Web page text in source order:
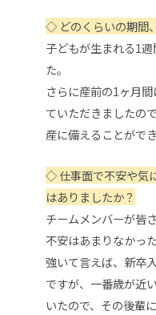
◇ どのくらいの期間
子どもが生まれる1
た。
さらに産前の1ヶ月
ていただきましたの
産に備えることがで
◇仕事面で不安や気
はありましたか？
チームメンバーが皆
不安はあまりなかった
強いて言えば、新卒
ですが、一番歳が近
いたので、その後輩